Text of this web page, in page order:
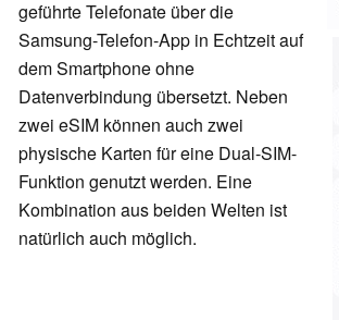
geführte Telefonate über die
Samsung-Telefon-App in Echtzeit auf
dem Smartphone ohne
Datenverbindung übersetzt. Neben
zwei eSIM können auch zwei
physische Karten für eine Dual-SIM-
Funktion genutzt werden. Eine
Kombination aus beiden Welten ist
natürlich auch möglich.